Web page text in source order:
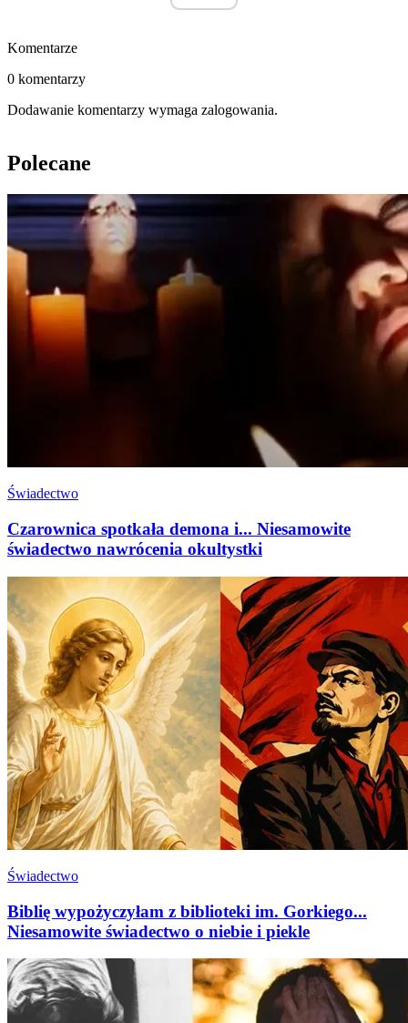
Komentarze
0 komentarzy
Dodawanie komentarzy wymaga zalogowania.
Polecane
Świadectwo
Czarownica spotkała demona i... Niesamowite
świadectwo nawrócenia okultystki
Świadectwo
Biblię wypożyczyłam z biblioteki im. Gorkiego...
Niesamowite świadectwo o niebie i piekle